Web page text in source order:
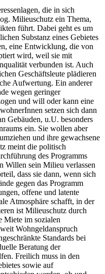
die in sich
Milieuschutz ein Thema,
führt. Dabei geht es um
Substanz eines Gebietes
eine Entwicklung, die von
wird, weil sie mit
verbunden ist. Auch
Geschäftsleute plädieren
Aufwertung. Ein anderer
wegen geringer
und will oder kann eine
setzen sich dann
Gebäuden, u.U. besonders
ein. Sie wollen aber
und ihre gewachsene
meint die politisch
des Programms
Willen sein Milieu verlassen
dass sie dann, wenn sich
gegen das Programm
offene und latente
Atmosphäre schafft, in der
ist Milieuschutz durch
Miete im sozialen
Wohngeldanspruch
Standards bei
Beratung der
Freilich muss in den
sowie auf